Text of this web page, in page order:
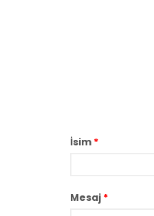
İsim *
Mesaj *